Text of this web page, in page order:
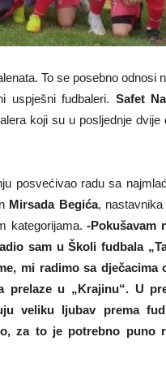
To se posebno odnosi
uspješni fudbaleri. Safet
koji su u posljednje dvije
posvećivao radu sa
Mirsada Begića, nastavnika
kategorijama.-Pokušavam
sam u Školi fudbala
mi radimo sa dječacima
u „Krajinu“. U
veliku ljubav prema
za to je potrebno puno